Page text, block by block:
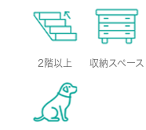
2階以上 収納スペース